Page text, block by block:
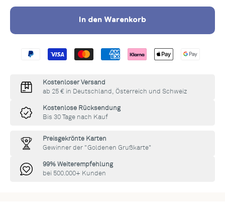
In den Warenkorb
Kostenloser Versand
ab 25 € in Deutschland, Österreich und Schweiz
Kostenlose Rücksendung
Bis 30 Tage nach Kauf
Preisgekrönte Karten
Gewinner der "Goldenen Grußkarte"
99% Weiterempfehlung
bei 500.000+ Kunden